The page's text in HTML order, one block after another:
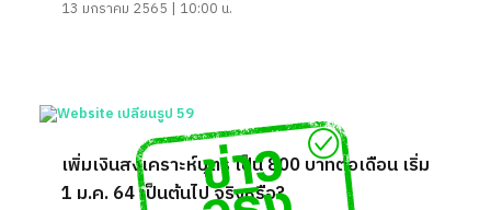
13 มกราคม 2565 | 10:00 น.
เพิ่มเงินสงเคราะห์บุตร เป็น 800 บาทต่อเดือน เริ่ม
1 ม.ค. 64 เป็นต้นไป จริงหรือ?